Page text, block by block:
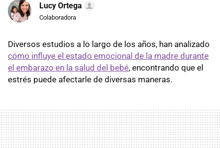
Lucy Ortega
Colaboradora
Diversos estudios a lo largo de los años, han analizado
cómo influye el estado emocional de la madre durante
el embarazo en la salud del bebé, encontrando que el
estrés puede afectarle de diversas maneras.